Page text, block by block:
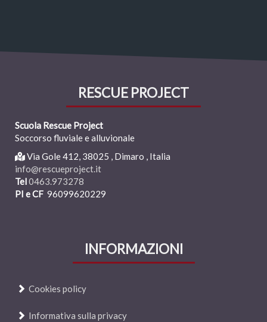
RESCUE PROJECT
Scuola Rescue Project
Soccorso fluviale e alluvionale
Via Gole 412, 38025 , Dimaro , Italia
info@rescueproject.it
Tel0463.973278
PI e CF 96099620229
INFORMAZIONI
Cookies policy
Informativa sulla privacy